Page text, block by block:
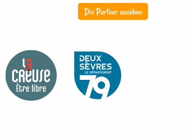
Die Partner ansehen